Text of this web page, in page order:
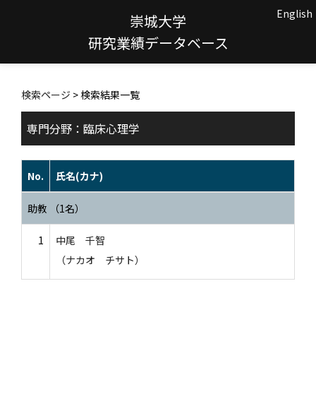
崇城大学
研究業績データベース
English
検索ページ > 検索結果一覧
専門分野：臨床心理学
No. 氏名(カナ)
助教 （1名）
1
中尾 千智
（ナカオ チサト）